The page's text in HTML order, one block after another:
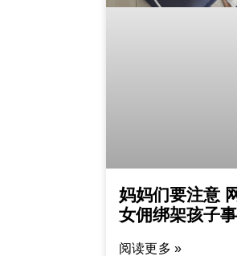
妈妈们要注意
女佣绑架孩子事
阅读更多 »